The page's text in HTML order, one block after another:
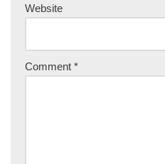
Website
Comment *